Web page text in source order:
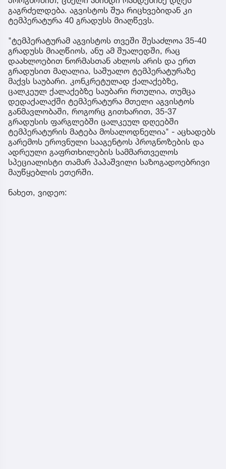
გაგრძელდება. აგვისტოს შუა რიცხვებიდან კი
ტემპერატურა 40 გრადუსს მიაღწევს.
"ტემპერატურამ აგვისტოს თვეში შესაძლოა 35-40
გრადუსს მიაღწიოს, ანუ ამ შუალედში, რაც
დაახლოებით ნორმასთან ახლოს არის და ერთ
გრადუსით მაღალია, საშუალო ტემპერატურაზე
მაქვს საუბარი. კონკრეტულად ქალაქებზე,
ცალკეულ ქალაქებზე საუბარი რთულია, თუმცა
დედაქალაქში ტემპერატურა მთელი აგვისტოს
განმავლობაში, როგორც გითხარით, 35-37
გრადუსის ფარგლებში ცალკეულ დღეებში
ტემპერატურის მატება მოსალოდნელია" - აცხადებს
გარემოს ეროვნული სააგენტოს პროგნოზების და
ადრეული გაფრთხილების სამმართველოს
სპეციალისტი თამარ პაპაშვილი საზოგადოებრივი
მაუწყებლის ეთერში.
ნახეთ, ვიდეო: